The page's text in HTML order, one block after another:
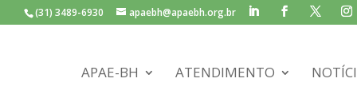
(31) 3489-6930 apaebh@apaebh.org.br
APAE-BH ATENDIMENTO